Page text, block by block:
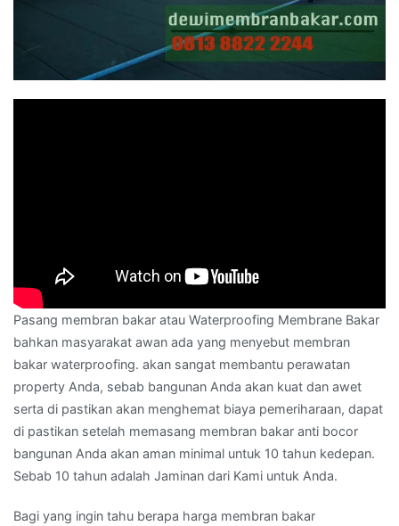
Pasang membran bakar atau Waterproofing Membrane Bakar
bahkan masyarakat awan ada yang menyebut membran
bakar waterproofing. akan sangat membantu perawatan
property Anda, sebab bangunan Anda akan kuat dan awet
serta di pastikan akan menghemat biaya pemeriharaan, dapat
di pastikan setelah memasang membran bakar anti bocor
bangunan Anda akan aman minimal untuk 10 tahun kedepan.
Sebab 10 tahun adalah Jaminan dari Kami untuk Anda.
Bagi yang ingin tahu berapa harga membran bakar